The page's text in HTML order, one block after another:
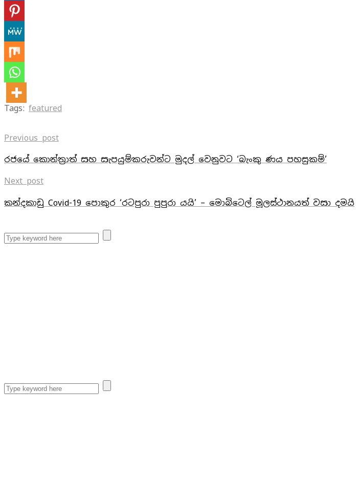
Tags: featured
Previous post
රජයේ කොන්ත්‍රාත් සහ සැපයුම්කරුවන්ට මුදල් වෙනුවට ‘බැංකු ණය පහසුකම්’
Next post
කන්දකාඩු Covid-19 පොකුර ‘රටපුරා පුපුරා යයි’ – මොබිටෙල් මූලස්ථානයත් වසා දමයි